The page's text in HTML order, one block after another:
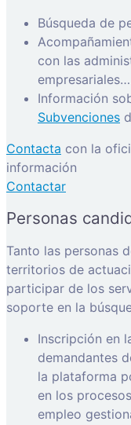
Búsqueda de
con las
empresariales…
Información
Subvenciones
Contacta con la
información
Contactar
Personas
Tanto las personas
territorios de
participar de los
soporte en la
Inscripción en
demandantes
la plataforma
en los
empleo